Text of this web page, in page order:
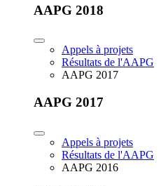
AAPG 2018
Appels à projets
Résultats de l'AAPG
AAPG 2017
AAPG 2017
Appels à projets
Résultats de l'AAPG
AAPG 2016